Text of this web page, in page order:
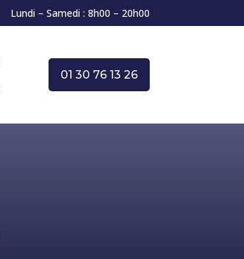
Lundi – Samedi : 8h00 – 20h00
01 30 76 13 26